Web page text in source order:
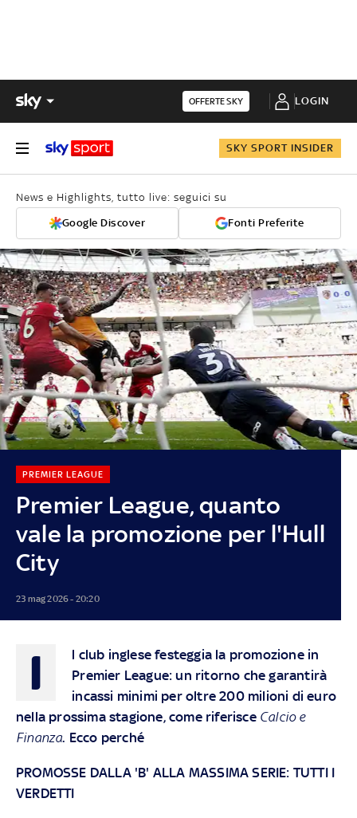
OFFERTE SKY LOGIN
SKY SPORT INSIDER
News e Highlights, tutto live: seguici su
Google Discover Fonti Preferite
Premier League, quanto
vale la promozione per l'Hull
City
PREMIER LEAGUE
23 mag 2026 - 20:20
I
l club inglese festeggia la promozione in
Premier League: un ritorno che garantirà
incassi minimi per oltre 200 milioni di euro
nella prossima stagione, come riferisce Calcio e
Finanza. Ecco perché
PROMOSSE DALLA 'B' ALLA MASSIMA SERIE: TUTTI I
VERDETTI